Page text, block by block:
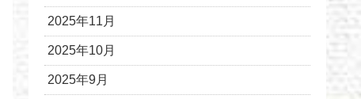
2025年11月
2025年10月
2025年9月